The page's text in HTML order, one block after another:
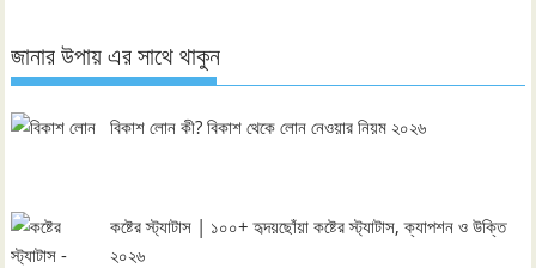
জানার উপায় এর সাথে থাকুন
বিকাশ লোন কী? বিকাশ থেকে লোন নেওয়ার নিয়ম ২০২৬
কষ্টের স্ট্যাটাস | ১০০+ হৃদয়ছোঁয়া কষ্টের স্ট্যাটাস, ক্যাপশন ও উক্তি
২০২৬